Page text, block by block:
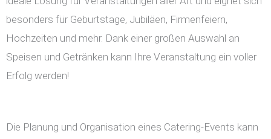
besonders für Geburtstage, Jubiläen, Firmenfeiern,
Hochzeiten und mehr. Dank einer großen Auswahl an
Speisen und Getränken kann Ihre Veranstaltung ein voller
Erfolg werden!
Die Planung und Organisation eines Catering-Events kann